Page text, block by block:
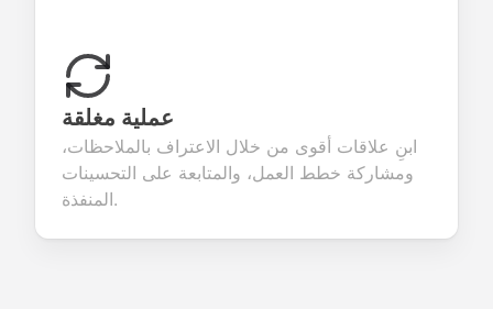
عملية مغلقة
ابنِ علاقات أقوى من خلال الاعتراف بالملاحظات،
ومشاركة خطط العمل، والمتابعة على التحسينات
المنفذة.